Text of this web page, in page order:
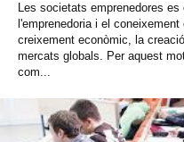
Les societats emprenedores
l'emprenedoria i el
creixement econòmic, la
mercats globals. Per aquest
com...